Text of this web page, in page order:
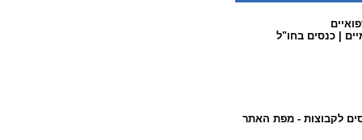
|כנסים בחו"ל
לקבוצות - מפת האתר